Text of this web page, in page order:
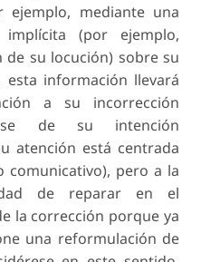
ejemplo, mediante una
(por ejemplo,
su locución) sobre su
esta información llevará
a su incorrección
de su intención
atención está centrada
comunicativo), pero a la
de reparar en el
la corrección porque ya
una reformulación de